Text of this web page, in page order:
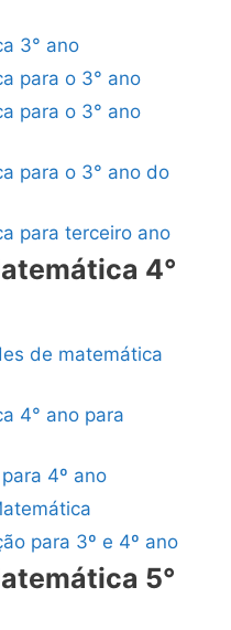
3° ano
para o 3° ano
para o 3° ano
para o 3° ano do
para terceiro ano
4°
de matemática
4° ano para
4º ano
para 3º e 4º ano
5°